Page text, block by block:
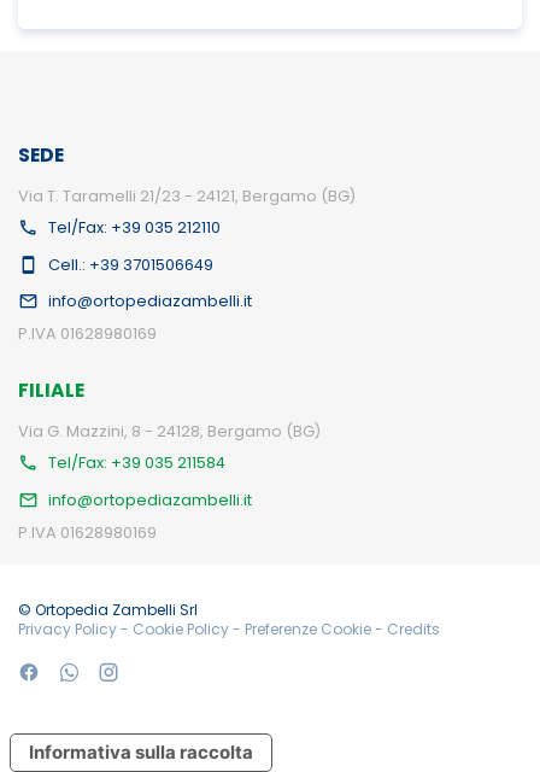
SEDE
Via T. Taramelli 21/23 - 24121, Bergamo (BG)
Tel/Fax: +39 035 212110
Cell.: +39 3701506649
info@ortopediazambelli.it
P.IVA 01628980169
FILIALE
Via G. Mazzini, 8 - 24128, Bergamo (BG)
Tel/Fax: +39 035 211584
info@ortopediazambelli.it
P.IVA 01628980169
© Ortopedia Zambelli Srl
Privacy Policy- Cookie Policy- Preferenze Cookie- Credits
Informativa sulla raccolta